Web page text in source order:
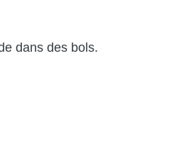
dans des bols.